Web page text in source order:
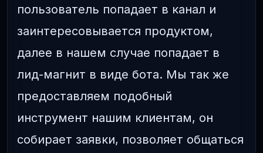
пользователь попадает в канал и
заинтересовывается продуктом,
далее в нашем случае попадает в
лид-магнит в виде бота. Мы так же
предоставляем подобный
инструмент нашим клиентам, он
собирает заявки, позволяет общаться